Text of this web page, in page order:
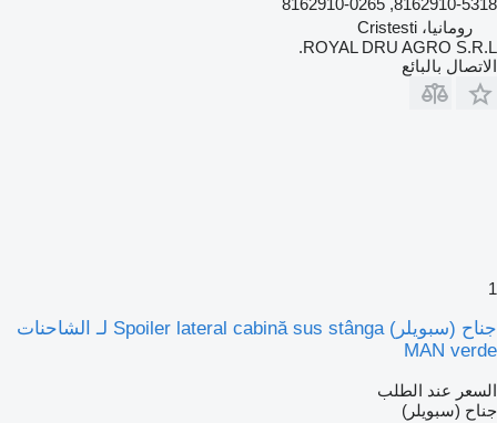
رومانيا، Cristesti
ROYAL DRU AGRO S.R.L.
الاتصال بالبائع
1
جناح (سبويلر) Spoiler lateral cabină sus stânga لـ الشاحنات
MAN verde
السعر عند الطلب
جناح (سبويلر)